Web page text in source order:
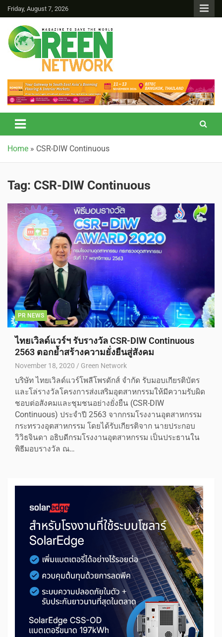
Friday, August 7, 2026
Green Network
Home » CSR-DIW Continuous
Tag: CSR-DIW Continuous
PR NEWS
ไทยเวิลด์แวร์ฯ รับรางวัล CSR-DIW Continuous
2563 ตอกย้ำสร้างความยั่งยืนสู่สังคม
November 18, 2020 Green Network
บริษัท ไทยเวิลด์แวร์โพลีโพรดักส์ จำกัด รับมอบเกียรติบัตร
และโล่รางวัลโครงการส่งเสริมอุตสาหกรรมให้มีความรับผิด
ชอบต่อสังคมและชุมชนอย่างยั่งยืน (CSR-DIW
Continuous) ประจำปี 2563 จากกรมโรงงานอุตสาหกรรม
กระทรวงอุตสาหกรรม โดยได้รับเกียรติจาก นายประกอบ
วิวิธจินดา อธิบดีกรมโรงงานอุตสาหกรรม เป็นประธานใน
พิธีมอบรางวัล ณ…